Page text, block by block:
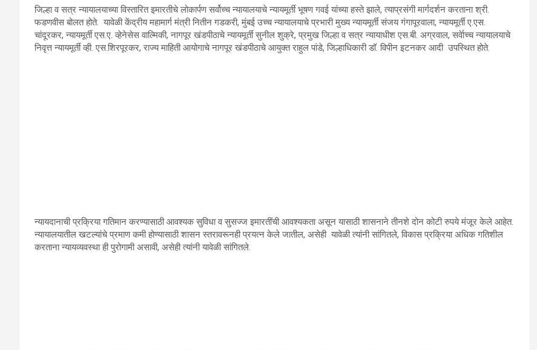
जिल्हा व सत्र न्यायालयाच्या विस्तारित इमारतीचे लोकार्पण सर्वोच्च न्यायालयाचे न्यायमूर्ती भूषण गवई यांच्या हस्ते झाले, त्याप्रसंगी मार्गदर्शन करताना श्री.
फडणवीस बोलत होते. यावेळी केंद्रीय महामार्ग मंत्री नितीन गडकरी, मुंबई उच्च न्यायालयाचे प्रभारी मुख्य न्यायमूर्ती संजय गंगापूरवाला, न्यायमूर्ती ए.एस.
चांदूरकर, न्यायमूर्ती एस.ए. व्हेनेसेस वाल्मिकी, नागपूर खंडपीठाचे न्यायमूर्ती सुनील शुक्रे, प्रमुख जिल्हा व सत्र न्यायाधीश एस.बी. अग्रवाल, सर्वेाच्च न्यायालयाचे
निवृत्त न्यायमूर्ती व्ही. एस.शिरपूरकर, राज्य माहिती आयोगाचे नागपूर खंडपीठाचे आयुक्त राहुल पांडे, जिल्हाधिकारी डॉ. विपीन इटनकर आदी उपस्थित होते.
न्यायदानाची प्रक्रिया गतिमान करण्यासाठी आवश्यक सुविधा व सुसज्ज इमारतींची आवश्यकता असून यासाठी शासनाने तीनशे दोन कोटी रुपये मंजूर केले आहेत.
न्यायालयातील खटल्यांचे प्रमाण कमी होण्यासाठी शासन स्तरावरूनही प्रयत्न केले जातील, असेही यावेळी त्यांनी सांगितले, विकास प्रक्रिया अधिक गतिशील
करताना न्यायव्यवस्था ही पुरोगामी असावी, असेही त्यांनी यावेळी सांगितले.